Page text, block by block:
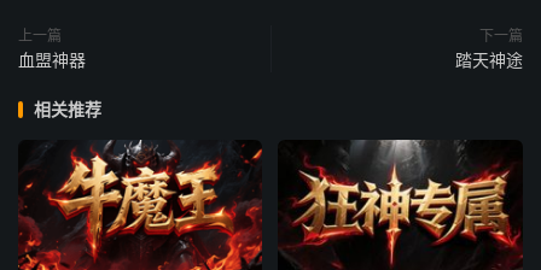
上一篇
血盟神器
下一篇
踏天神途
相关推荐